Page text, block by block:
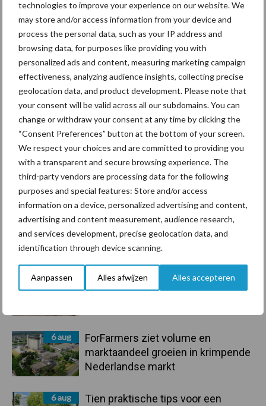
technologies to improve your experience on our website. We
may store and/or access information from your device and
process the personal data, such as your IP address and
browsing data, for purposes like providing you with
personalized ads and content, measuring marketing campaign
effectiveness, analyzing audience insights, collecting precise
geolocation data, and product development. Please note that
your consent will be valid across all our subdomains. You can
change or withdraw your consent at any time by clicking the
“Consent Preferences” button at the bottom of your screen.
We respect your choices and are committed to providing you
with a transparent and secure browsing experience. The
third-party vendors are processing data for the following
purposes and special features: Store and/or access
information on a device, personalized advertising and content,
advertising and content measurement, audience research,
and services development, precise geolocation data, and
identification through device scanning.
Aanpassen Alles afwijzen Alles accepteren
Primaire
Sidebar
Recent nieuws Partner nieuws
Grondstoffenmarkt blijft grillig:
droogte en geopolitiek houden
handel in de greep
7 aug
De speenhuid: een vaak
onderschatte risicofactor voor
6 aug
ForFarmers ziet volume en
marktaandeel groeien in krimpende
Nederlandse markt
6 aug
Tien praktische tips voor een
Bedrijfsnieuws
Ligbox &
Voerhekken
Toon meer